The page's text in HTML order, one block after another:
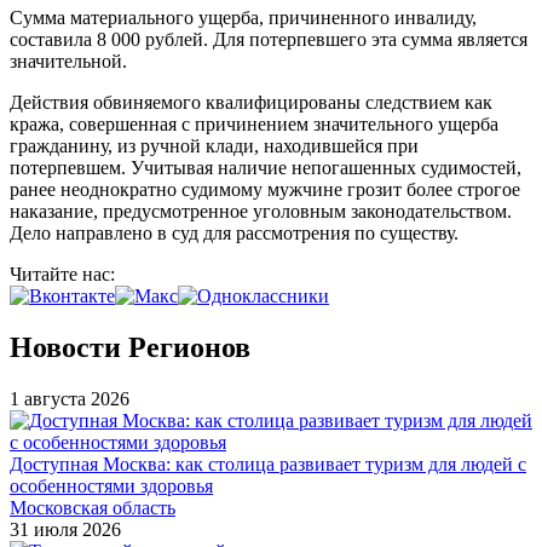
Сумма материального ущерба, причиненного инвалиду,
составила 8 000 рублей. Для потерпевшего эта сумма является
значительной.
Действия обвиняемого квалифицированы следствием как
кража, совершенная с причинением значительного ущерба
гражданину, из ручной клади, находившейся при
потерпевшем. Учитывая наличие непогашенных судимостей,
ранее неоднократно судимому мужчине грозит более строгое
наказание, предусмотренное уголовным законодательством.
Дело направлено в суд для рассмотрения по существу.
Читайте нас:
Новости Регионов
1 августа 2026
Доступная Москва: как столица развивает туризм для людей с
особенностями здоровья
Московская область
31 июля 2026